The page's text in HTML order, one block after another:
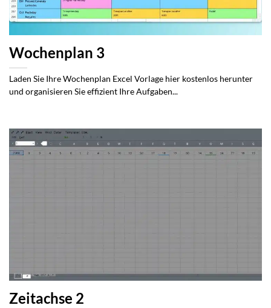
Wochenplan 3
Laden Sie Ihre Wochenplan Excel Vorlage hier kostenlos herunter
und organisieren Sie effizient Ihre Aufgaben...
Zeitachse 2